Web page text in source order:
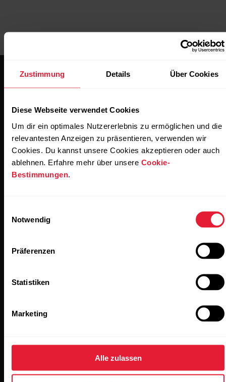
Zustimmung Details Über Cookies
Diese Webseite verwendet Cookies
Um dir ein optimales Nutzererlebnis zu ermöglichen und die
relevantesten Anzeigen zu präsentieren, verwenden wir
Cookies. Du kannst unsere Cookies akzeptieren oder auch
ablehnen. Erfahre mehr über unsere Cookie-
Bestimmungen
Notwendig
Präferenzen
Statistiken
Marketing
Alle zulassen
Bleibe auf dem Laufenden.
Abonniere unseren vierzehntägigen Newsletter, um
alle Updates direkt in deinen Posteingang zu erhalten.
einverstanden, E-Mails von Polar zu erhalten und bestätigst,
dass du unseren
Produkte
Sensoren Science